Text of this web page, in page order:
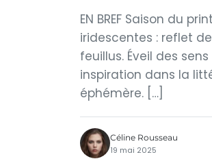
EN BREF Saison du
iridescentes : reflet
feuillus. Éveil des
inspiration dans la
éphémère. […]
Céline Rousseau
19 mai 2025